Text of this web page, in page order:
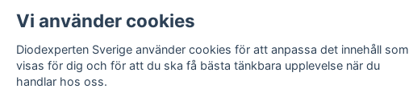
Applicering av Dekal
Vi använder cookies
Diodexperten Sverige använder cookies för att anpassa det innehåll som
visas för dig och för att du ska få bästa tänkbara upplevelse när du
handlar hos oss.